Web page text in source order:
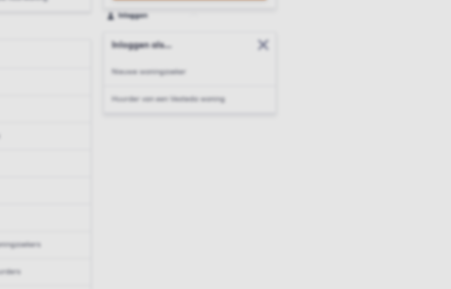
Inloggen
Inloggen als...
Sluit modal
Nieuwe woningzoeker
Huurder van een Vesteda woning